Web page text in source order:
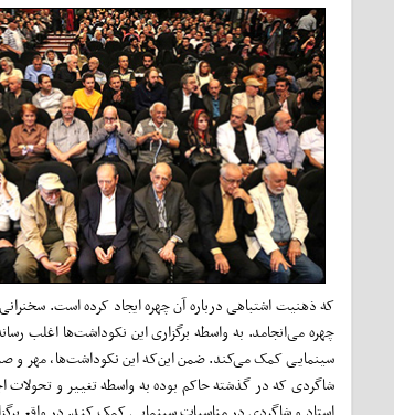
که ذهنیت اشتباهی درباره آن چهره ایجاد کرده است.
چهره می‌انجامد. به واسطه برگزاری این نکوداشت‌ها اغلب
سینمایی کمک می‌کند. ضمن این‌که این نکوداشت‌ها، مهر و
شاگردی که در گذشته حاکم بوده به واسطه تغییر و تحولات